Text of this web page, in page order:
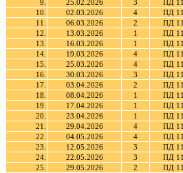
9. 25.02.2026 3 ПД
10.
02.03.2026 4 ПД
11.
06.03.2026 2 ПД
12.
13.03.2026 1 ПД
13.
16.03.2026 1 ПД
14.
19.03.2026 4 ПД
15.
25.03.2026 4 ПД
16.
30.03.2026 3 ПД
17.
03.04.2026 2 ПД
18.
08.04.2026 1 ПД
19.
17.04.2026 1 ПД
20.
23.04.2026 1 ПД
21.
29.04.2026 4 ПД
22.
04.05.2026 4 ПД
23.
12.05.2026 3 ПД
24.
22.05.2026 3 ПД
25.
29.05.2026 2 ПД